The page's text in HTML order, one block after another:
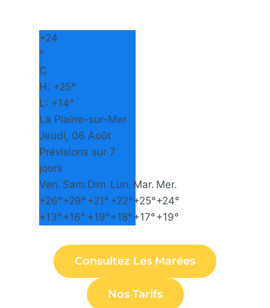
+24
°
C
H: +25°
L: +14°
La Plaine-sur-Mer
Jeudi, 06 Août
Prévisions sur 7
jours
Ven. Sam.Dim. Lun. Mar. Mer.
+26°+29° +21° +22°+25°+24°
+13°+16° +19°+18°+17°+19°
Consultez Les Marées
Nos Tarifs